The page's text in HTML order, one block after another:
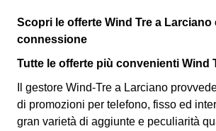
Scopri le offerte Wind Tre a Larciano
connessione
Tutte le offerte più convenienti Wind
Il gestore Wind-Tre a Larciano
di promozioni per telefono, fisso ed
gran varietà di aggiunte e peculiarità